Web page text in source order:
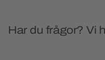
Har du frågor? Vi